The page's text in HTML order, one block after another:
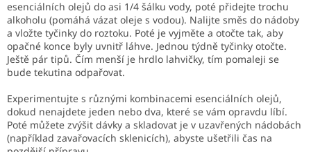
esenciálních olejů do asi 1/4 šálku vody, poté přidejte trochu
alkoholu (pomáhá vázat oleje s vodou). Nalijte směs do nádoby
a vložte tyčinky do roztoku. Poté je vyjměte a otočte tak, aby
opačné konce byly uvnitř láhve. Jednou týdně tyčinky otočte.
Ještě pár tipů. Čím menší je hrdlo lahvičky, tím pomaleji se
bude tekutina odpařovat.
Experimentujte s různými kombinacemi esenciálních olejů,
dokud nenajdete jeden nebo dva, které se vám opravdu líbí.
Poté můžete zvýšit dávky a skladovat je v uzavřených nádobách
(například zavařovacích sklenicích), abyste ušetřili čas na